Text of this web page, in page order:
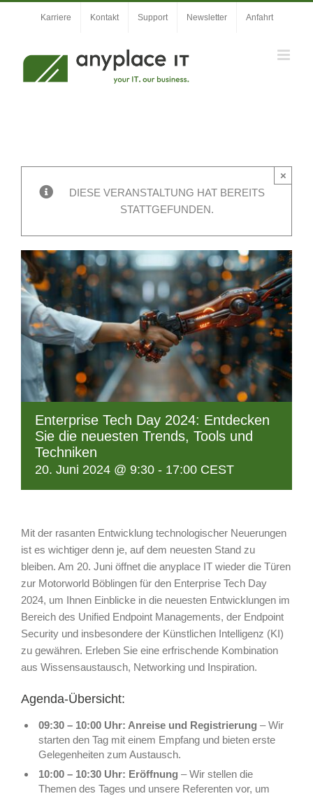
Karriere Kontakt Support Newsletter Anfahrt
DIESE VERANSTALTUNG HAT BEREITS
STATTGEFUNDEN.
×
Enterprise Tech Day 2024: Entdecken
Sie die neuesten Trends, Tools und
Techniken
20. Juni 2024 @ 9:30 - 17:00 CEST
Mit der rasanten Entwicklung technologischer Neuerungen
ist es wichtiger denn je, auf dem neuesten Stand zu
bleiben. Am 20. Juni öffnet die anyplace IT wieder die Türen
zur Motorworld Böblingen für den Enterprise Tech Day
2024, um Ihnen Einblicke in die neuesten Entwicklungen im
Bereich des Unified Endpoint Managements, der Endpoint
Security und insbesondere der Künstlichen Intelligenz (KI)
zu gewähren. Erleben Sie eine erfrischende Kombination
aus Wissensaustausch, Networking und Inspiration.
Agenda-Übersicht:
09:30 – 10:00 Uhr: Anreise und Registrierung – Wir
starten den Tag mit einem Empfang und bieten erste
Gelegenheiten zum Austausch.
10:00 – 10:30 Uhr: Eröffnung – Wir stellen die
Themen des Tages und unsere Referenten vor, um